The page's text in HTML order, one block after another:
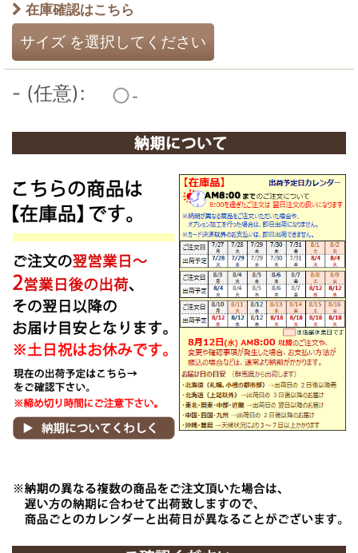
在庫確認はこちら
サイズ を選択してください
- (任意) : -